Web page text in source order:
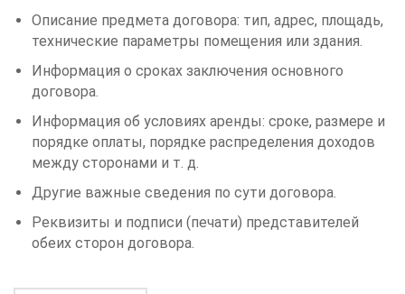
Описание предмета договора: тип, адрес, площадь,
технические параметры помещения или здания.
Информация о сроках заключения основного
договора.
Информация об условиях аренды: сроке, размере и
порядке оплаты, порядке распределения доходов
между сторонами и т. д.
Другие важные сведения по сути договора.
Реквизиты и подписи (печати) представителей
обеих сторон договора.